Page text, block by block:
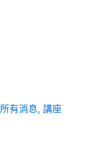
所有消息, 講座